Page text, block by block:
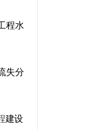
程水
失分
建设